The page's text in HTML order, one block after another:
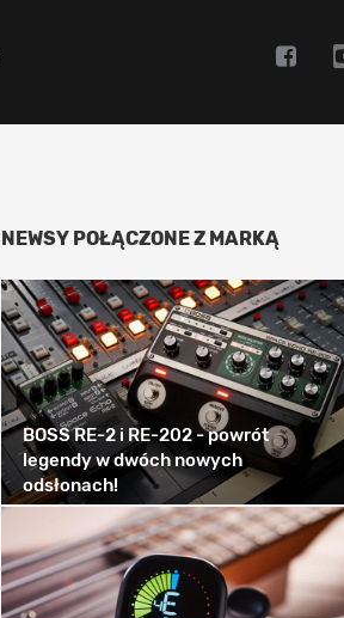
NEWSY POŁĄCZONE Z MARKĄ
BOSS RE-2 i RE-202 - powrót
legendy w dwóch nowych
odsłonach!